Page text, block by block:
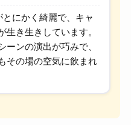
にかく綺麗で、キャ
生き生きしています。
ーンの演出が巧みで、
その場の空気に飲まれ